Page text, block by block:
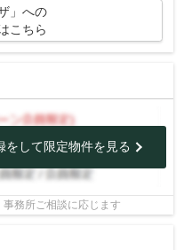
」への
こちら
をして限定物件を見る
務所ご相談に応じます